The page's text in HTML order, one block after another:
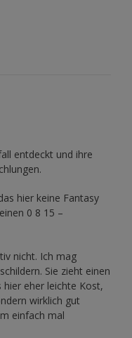
entdeckt und ihre
hier keine Fantasy
0 8 15 –
nicht. Ich mag
Sie zieht einen
eher leichte Kost,
wirklich gut
einfach mal